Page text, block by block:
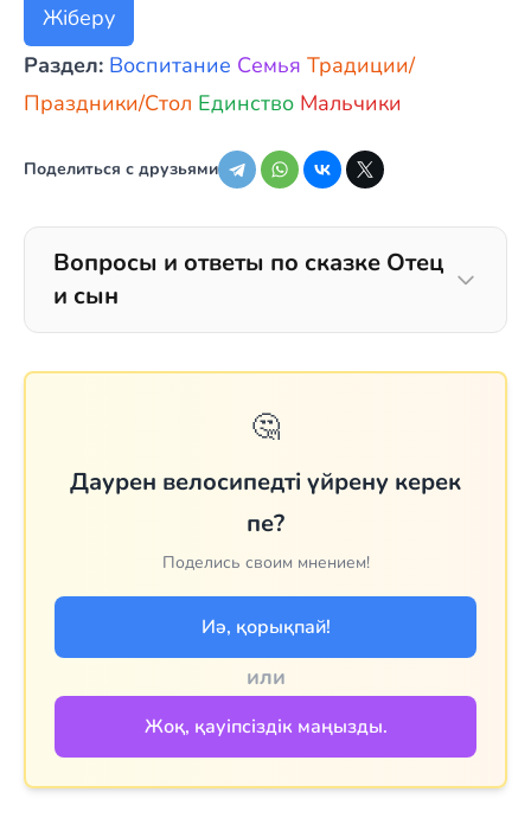
Жіберу
Раздел: Воспитание Семья Традиции/
Праздники/Стол Единство Мальчики
Поделиться с друзьями
Вопросы и ответы по сказке Отец
и сын
🤔
Даурен велосипедті үйрену керек
пе?
Поделись своим мнением!
Иә, қорықпай!
или
Жоқ, қауіпсіздік маңызды.